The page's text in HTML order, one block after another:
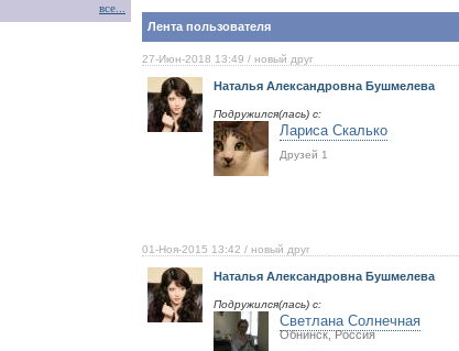
все...
Лента пользователя
27-Июн-2018 13:49 / новый друг
Наталья Александровна Бушмелева
Подружился(лась) с:
Лариса Скалько
Друзей 1
01-Ноя-2015 13:42 / новый друг
Наталья Александровна Бушмелева
Подружился(лась) с:
Светлана Солнечная
Обнинск, Россия